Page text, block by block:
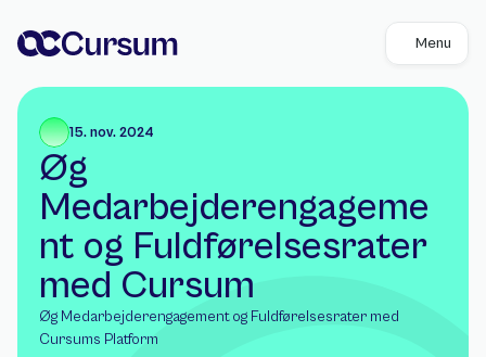
15. nov. 2024
Øg
Medarbejderengageme
nt og Fuldførelsesrater
med Cursum
Øg Medarbejderengagement og Fuldførelsesrater med
Cursums Platform
Menu